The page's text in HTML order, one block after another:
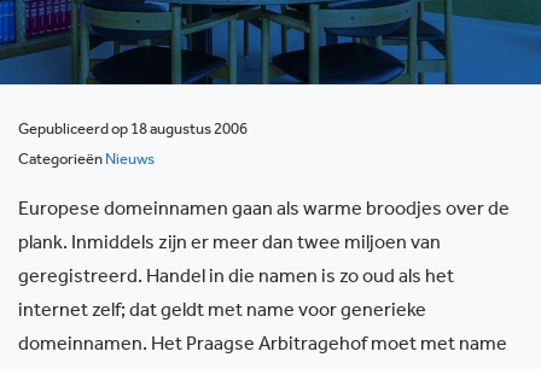
Gepubliceerd op 18 augustus 2006
Categorieën Nieuws
Europese domeinnamen gaan als warme broodjes over de
plank. Inmiddels zijn er meer dan twee miljoen van
geregistreerd. Handel in die namen is zo oud als het
internet zelf; dat geldt met name voor generieke
domeinnamen. Het Praagse Arbitragehof moet met name